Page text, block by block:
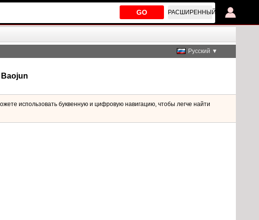
GO РАСШИРЕННЫЙ
Русский ▼
Baojun
использовать буквенную и цифровую навигацию, чтобы легче найти